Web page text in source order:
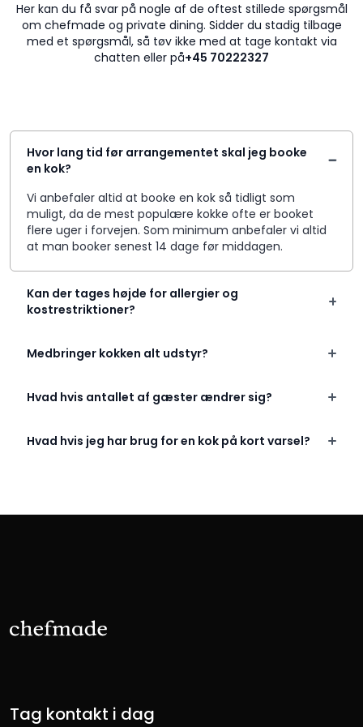
Her kan du få svar på nogle af de oftest stillede spørgsmål
om chefmade og private dining. Sidder du stadig tilbage
med et spørgsmål, så tøv ikke med at tage kontakt via
chatten eller på+45 70222327
Hvor lang tid før arrangementet skal jeg booke
en kok?
Vi anbefaler altid at booke en kok så tidligt som
muligt, da de mest populære kokke ofte er booket
flere uger i forvejen. Som minimum anbefaler vi altid
at man booker senest 14 dage før middagen.
Kan der tages højde for allergier og
kostrestriktioner?
Medbringer kokken alt udstyr?
Hvad hvis antallet af gæster ændrer sig?
Hvad hvis jeg har brug for en kok på kort varsel?
Tag kontakt i dag